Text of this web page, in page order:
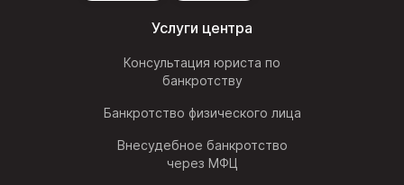
Услуги центра
Консультация юриста по
банкротству
Банкротство физического лица
Внесудебное банкротство
через МФЦ